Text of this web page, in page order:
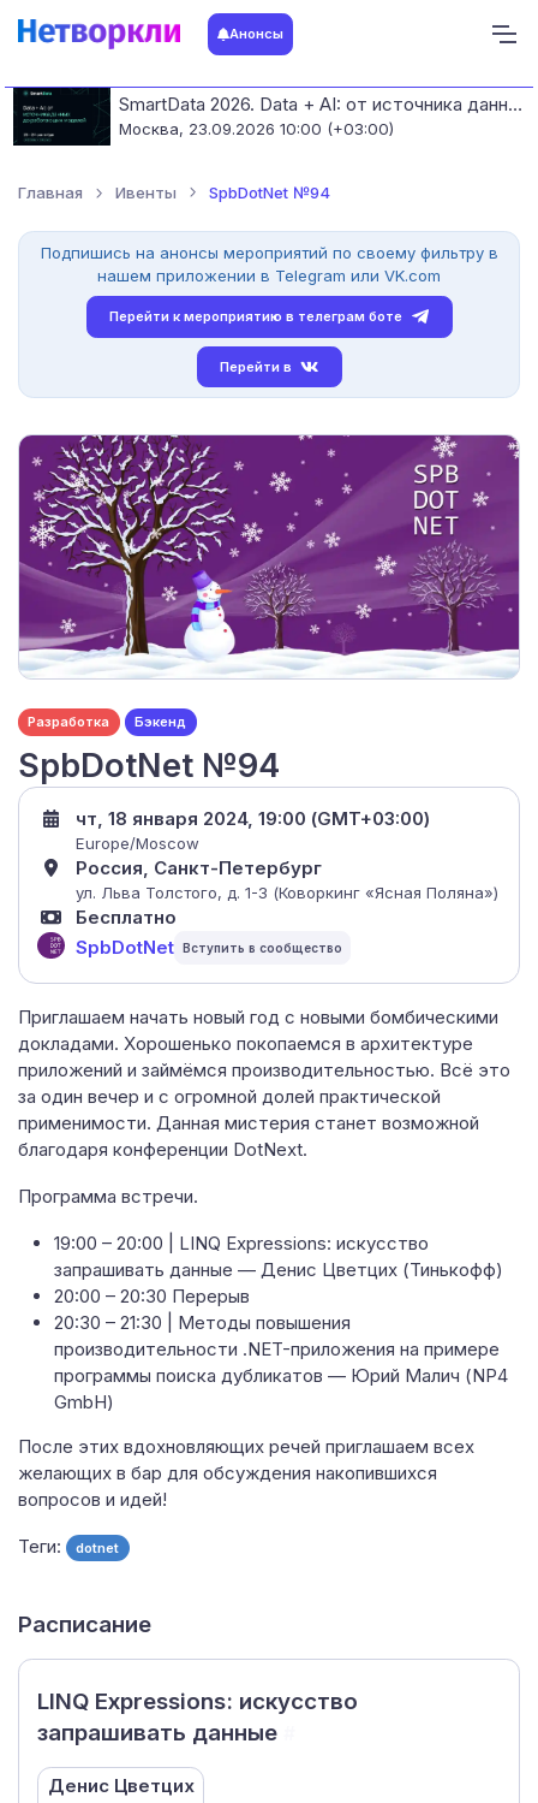
Анонсы
SmartData 2026. Data + AI: от источника данных до работающих моделей
Москва, 23.09.2026 10:00 (+03:00)
Главная Ивенты SpbDotNet №94
Подпишись на анонсы мероприятий по своему фильтру в
нашем приложении в Telegram или VK.com
Перейти к мероприятию в телеграм боте
Перейти в
Разработка Бэкенд
SpbDotNet №94
Приглашаем начать новый год с новыми бомбическими
докладами. Хорошенько покопаемся в архитектуре
приложений и займёмся производительностью. Всё это
за один вечер и с огромной долей практической
применимости. Данная мистерия станет возможной
благодаря конференции DotNext.
Программа встречи.
19:00 – 20:00 | LINQ Expressions: искусство
запрашивать данные — Денис Цветцих (Тинькофф)
20:00 – 20:30 Перерыв
20:30 – 21:30 | Методы повышения
производительности .NET-приложения на примере
программы поиска дубликатов — Юрий Малич (NP4
GmbH)
После этих вдохновляющих речей приглашаем всех
желающих в бар для обсуждения накопившихся
вопросов и идей!
Теги: dotnet
чт, 18 января 2024, 19:00 (GMT+03:00)
Europe/Moscow
Россия, Санкт-Петербург
ул. Льва Толстого, д. 1-3 (Коворкинг «Ясная Поляна»)
Бесплатно
SpbDotNet
Расписание
LINQ Expressions: искусство
запрашивать данные
Денис Цветцих